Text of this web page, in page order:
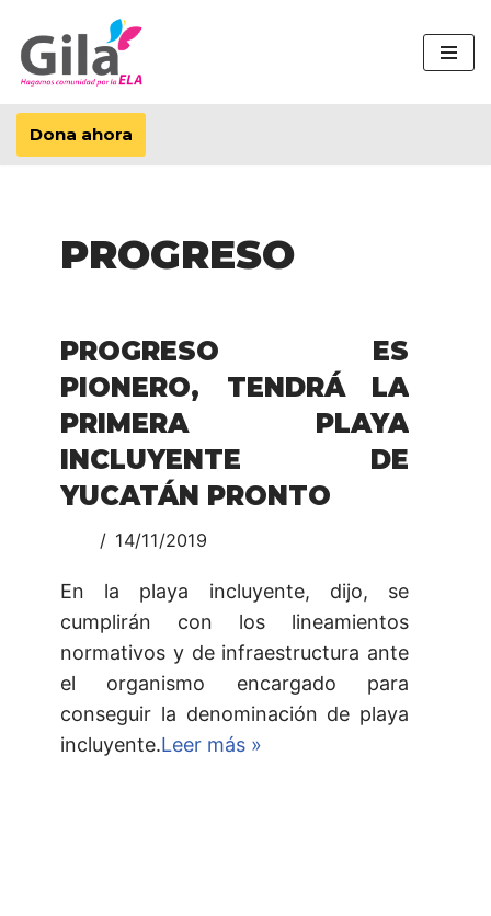
Saltar
al
contenido
Dona ahora
PROGRESO
PROGRESO ES
PIONERO, TENDRÁ LA
PRIMERA PLAYA
INCLUYENTE DE
YUCATÁN PRONTO
14/11/2019
En la playa incluyente, dijo, se
cumplirán con los lineamientos
normativos y de infraestructura ante
el organismo encargado para
conseguir la denominación de playa
incluyente.Leer más »